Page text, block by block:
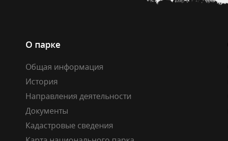
О парке
Общая информация
История
Направления деятельности
Документы
Кадастровые сведения